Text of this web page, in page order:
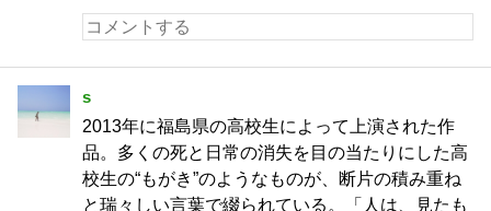
s
2013年に福島県の高校生によって上演された作
品。多くの死と日常の消失を目の当たりにした高
校生の“もがき”のようなものが、断片の積み重ね
と瑞々しい言葉で綴られている。「人は、見たも